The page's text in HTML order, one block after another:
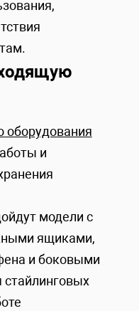
оборудования
и
модели с
ящиками,
и боковыми
стайлинговых